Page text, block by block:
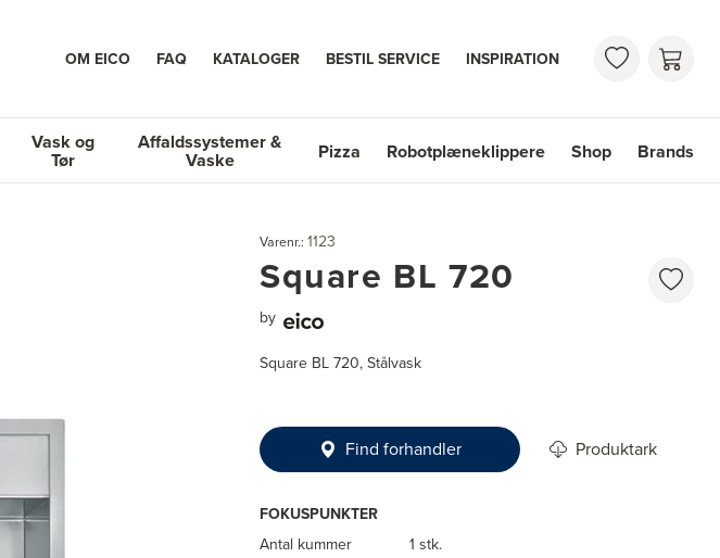
OM EICO FAQ KATALOGER BESTIL SERVICE INSPIRATION
Vask og
Tør
Affaldssystemer &
Vaske Pizza Robotplæneklippere Shop Brands
Varenr.: 1123
Square BL 720
by
Square BL 720, Stålvask
Find forhandler Produktark
FOKUSPUNKTER
Antal kummer
1 stk.